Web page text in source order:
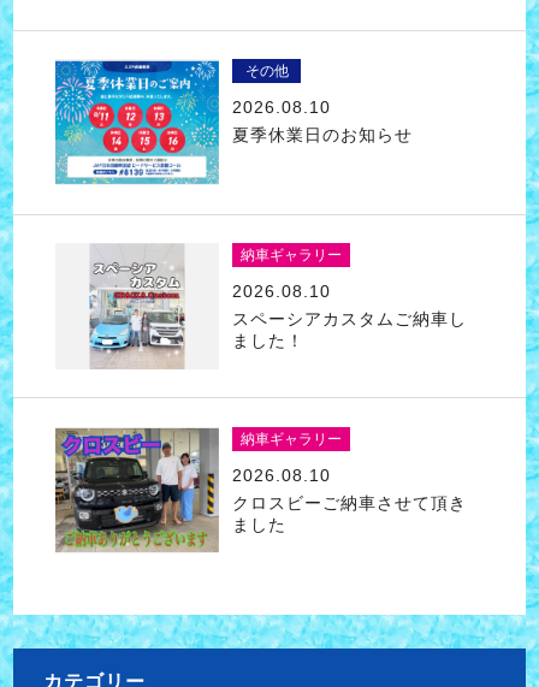
その他
2026.08.10
夏季休業日のお知らせ
納車ギャラリー
2026.08.10
スペーシアカスタムご納車し
ました！
納車ギャラリー
2026.08.10
クロスビーご納車させて頂き
ました
カテゴリー